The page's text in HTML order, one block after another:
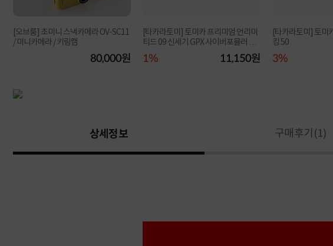
[오브룸] 초미니 스낵카메라 OV-SC11
/ 미니카메라 / 키링캠
80,000원
[타카라토미] 토미카 프리미엄 언리미
티드 09 신세기 GPX 사이버포뮬러 아
스라다 (카...
1% 11,150원
[타카라토미] 토미
킹 50
3%
상세정보 구매후기(1)